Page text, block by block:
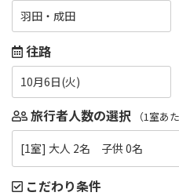
羽田・成田
往路
10月6日(火)
旅行者人数の選択 （1室あ
[1室] 大人 2名 子供 0名
こだわり条件